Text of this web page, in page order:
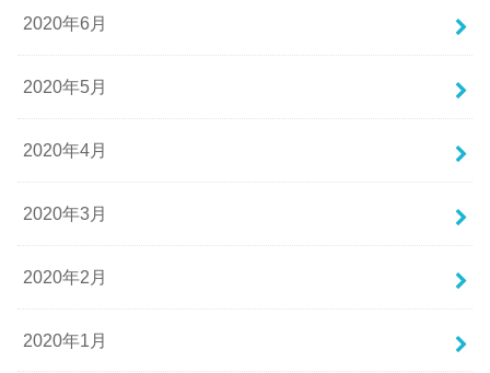
2020年6月
2020年5月
2020年4月
2020年3月
2020年2月
2020年1月